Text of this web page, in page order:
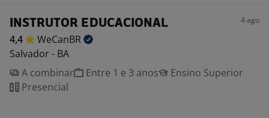
INSTRUTOR EDUCACIONAL 4 ago
4,4
WeCanBR
Salvador - BA
A combinar
Entre 1 e 3 anos
Ensino Superior
Presencial